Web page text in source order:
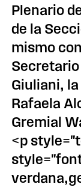
Plenario
de la
mismo
Giuliani,
Rafaela
Gremial
<p